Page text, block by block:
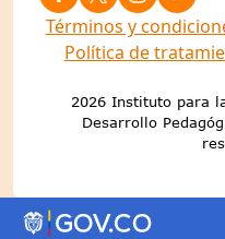
Términos y
Política de
2026 Instituto para
Desarrollo